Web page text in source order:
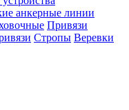
анкерные линии
Привязи
Стропы Веревки